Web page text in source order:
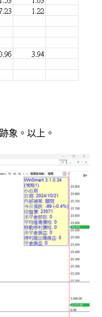
象。以上。